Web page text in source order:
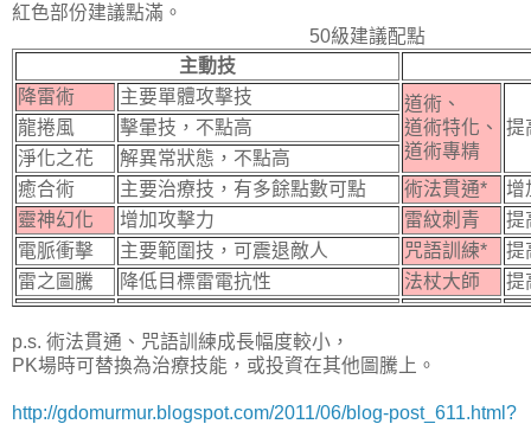
紅色部份建議點滿。
50級建議配點
主動技
降雷術
主要單體攻擊技
道術、
道術特化、
道術專精
提
龍捲風
擊暈技，不點高
淨化之花
解異常狀態，不點高
癒合術
主要治療技，有多餘點數可點 術法貫通*
增
靈神幻化
增加攻擊力 雷紋刺青
提
電脈衝擊
主要範圍技，可震退敵人 咒語訓練*
提
雷之圖騰
降低目標雷電抗性 法杖大師 提
p.s. 術法貫通、咒語訓練成長幅度較小，
PK場時可替換為治療技能，或投資在其他圖騰上。
http://gdomurmur.blogspot.com/2011/06/blog-post_611.html?